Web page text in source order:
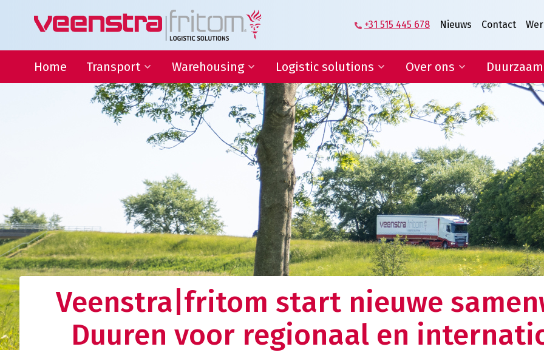
+31 515 445 678 Nieuws Contact
Home Transport
Binnenlandse distributie
Internationaal transport
Transport Frankrijk
Transport Duitsland
Afwijkende maten transport
Transport gevaarlijke stoffen
Thermo transport
Warehousing
Warehousing
Locatie Heeg
Locatie Deventer
Logistic solutions
Supplier logistics
Logistics engineering
E-fulfilment
IT-diensten en rapportages
Logistic solutions
Geen omkijken meer naar uw logistieke keten. Dat
wilt u toch ook?
Over ons
Het verhaal van
Veenstra|Fritom
Wat ons beweegt
Vacatures
Lean & Green
Certificeringen
Condities
Over ons
Weten wat ons drijft en
verhaal?
Veenstra|fritom start nieuwe
Duuren voor regionaal en